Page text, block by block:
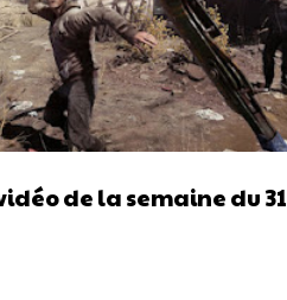
de la semaine du 31